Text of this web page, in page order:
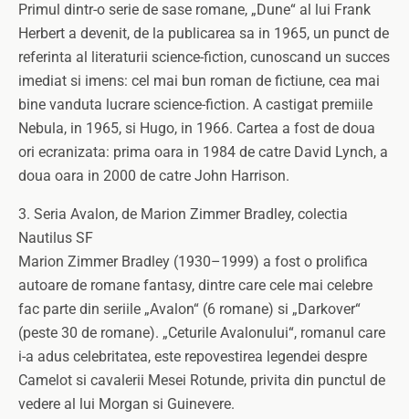
Primul dintr-o serie de sase romane, „Dune“ al lui Frank
Herbert a devenit, de la publicarea sa in 1965, un punct de
referinta al literaturii science-fiction, cunoscand un succes
imediat si imens: cel mai bun roman de fictiune, cea mai
bine vanduta lucrare science-fiction. A castigat premiile
Nebula, in 1965, si Hugo, in 1966. Cartea a fost de doua
ori ecranizata: prima oara in 1984 de catre David Lynch, a
doua oara in 2000 de catre John Harrison.
3. Seria Avalon, de Marion Zimmer Bradley, colectia
Nautilus SF
Marion Zimmer Bradley (1930–1999) a fost o prolifica
autoare de romane fantasy, dintre care cele mai celebre
fac parte din seriile „Avalon“ (6 romane) si „Darkover“
(peste 30 de romane). „Ceturile Avalonului“, romanul care
i-a adus celebritatea, este repovestirea legendei despre
Camelot si cavalerii Mesei Rotunde, privita din punctul de
vedere al lui Morgan si Guinevere.